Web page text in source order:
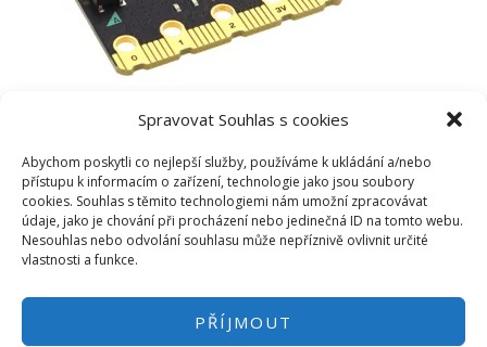
Spravovat Souhlas s cookies
Abychom poskytli co nejlepší služby, používáme k ukládání a/nebo
přístupu k informacím o zařízení, technologie jako jsou soubory
cookies. Souhlas s těmito technologiemi nám umožní zpracovávat
údaje, jako je chování při procházení nebo jedinečná ID na tomto webu.
Nesouhlas nebo odvolání souhlasu může nepříznivě ovlivnit určité
vlastnosti a funkce.
PŘÍJMOUT